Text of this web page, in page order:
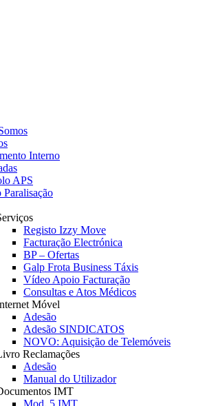
Interno
APS
Registo Izzy Move
Facturação Electrónica
BP – Ofertas
Galp Frota Business Táxis
Vídeo Apoio Facturação
Consultas e Atos Médicos
Móvel
Adesão
Adesão SINDICATOS
NOVO: Aquisição de Telemóveis
Reclamações
Adesão
Manual do Utilizador
IMT